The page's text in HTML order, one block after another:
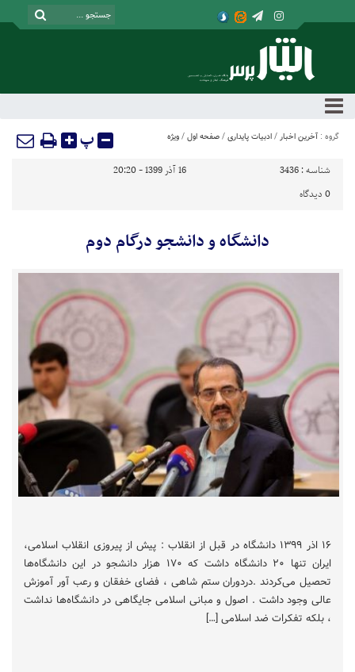
گروه : آخرین اخبار / ادبیات پایداری / صفحه اول / ویژه پ
شناسه : 3436
16 آذر 1399 - 20:20
0 دیدگاه
دانشگاه و دانشجو درگام دوم
۱۶ اذر ۱۳۹۹ دانشگاه در قبل از انقلاب : پیش از پیروزی انقلاب اسلامی،
ایران تنها ۲۰ دانشگاه داشت که ۱۷۰ هزار دانشجو در این دانشگاه‌ها
تحصیل می‌کردند .دردوران ستم شاهی ، فضای خفقان و رعب آور آموزش
عالی وجود داشت . اصول و مبانی اسلامی جایگاهی در دانشگاه‌ها نداشت
، بلکه تفکرات ضد اسلامی […]